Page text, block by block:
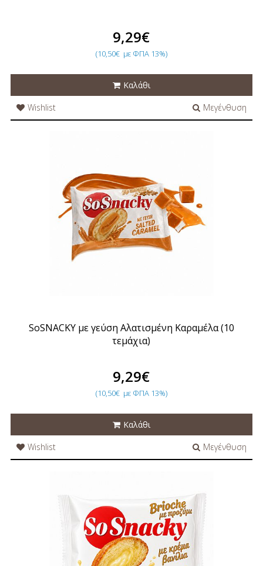
9,29€
(10,50€ με ΦΠΑ 13%)
Καλάθι
Wishlist
Μεγένθυση
SoSNACKY με γεύση Αλατισμένη Καραμέλα (10
τεμάχια)
9,29€
(10,50€ με ΦΠΑ 13%)
Καλάθι
Wishlist
Μεγένθυση